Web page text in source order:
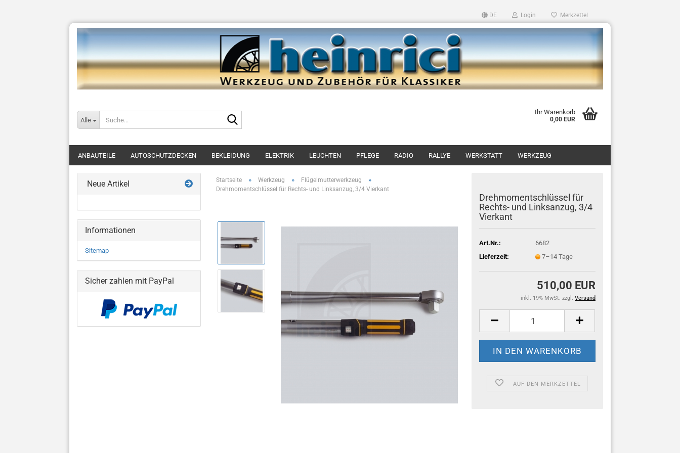
DE Login Merkzettel
Alle
Ihr Warenkorb
0,00 EUR
ANBAUTEILE AUTOSCHUTZDECKEN BEKLEIDUNG ELEKTRIK LEUCHTEN PFLEGE RADIO RALLYE WERKSTATT WERKZEUG
Startseite » Werkzeug » Flügelmutterwerkzeug »
Drehmomentschlüssel für Rechts- und Linksanzug, 3/4 Vierkant
Drehmomentschlüssel für
Rechts- und Linksanzug, 3/4
Vierkant
Art.Nr.:
6682
Lieferzeit:
7–14 Tage
510,00 EUR
inkl. 19% MwSt. zzgl. Versand
AUF DEN MERKZETTEL
Neue Artikel
Informationen
Sitemap
Sicher zahlen mit PayPal